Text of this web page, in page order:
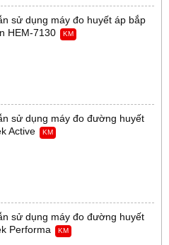
sử dụng máy đo huyết áp bắp
HEM-7130
KM
sử dụng máy đo đường huyết
Active
KM
sử dụng máy đo đường huyết
Performa
KM